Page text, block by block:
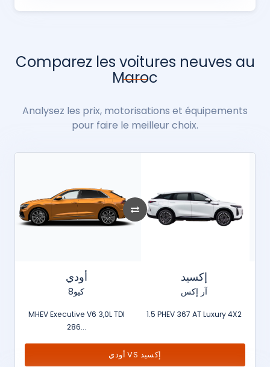
Comparez les voitures neuves au
Maroc
Analysez les prix, motorisations et équipements
pour faire le meilleur choix.
أودي
كيو8
MHEV Executive V6 3,0L TDI
286...
إكسيد
آر إكس
1.5 PHEV 367 AT Luxury 4X2
أودي VS إكسيد